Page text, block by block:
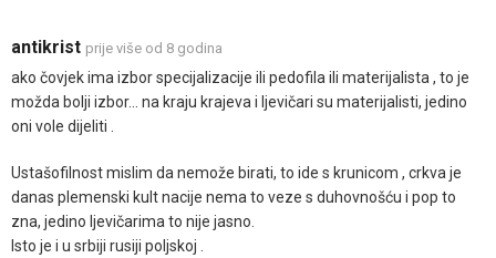
antikrist prije više od 8 godina
ako čovjek ima izbor specijalizacije ili pedofila ili materijalista , to je
možda bolji izbor... na kraju krajeva i ljevičari su materijalisti, jedino
oni vole dijeliti .
Ustašofilnost mislim da nemože birati, to ide s krunicom , crkva je
danas plemenski kult nacije nema to veze s duhovnošću i pop to
zna, jedino ljevičarima to nije jasno.
Isto je i u srbiji rusiji poljskoj .